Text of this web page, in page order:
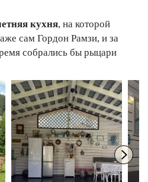
кухня, на которой
сам Гордон Рамзи, и за
собрались бы рыцари